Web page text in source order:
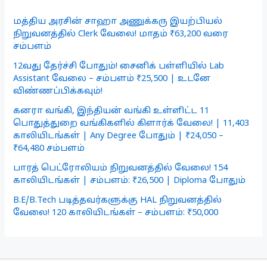
மத்திய அரசின் சாஹா அணுக்கரு இயற்பியல்
நிறுவனத்தில் Clerk வேலை! மாதம் ₹63,200 வரை
சம்பளம்
12வது தேர்ச்சி போதும்! சைனிக் பள்ளியில் Lab
Assistant வேலை – சம்பளம் ₹25,500 | உடனே
விண்ணப்பிக்கவும்!
கனரா வங்கி, இந்தியன் வங்கி உள்ளிட்ட 11
பொதுத்துறை வங்கிகளில் கிளார்க் வேலை! | 11,403
காலியிடங்கள் | Any Degree போதும் | ₹24,050 –
₹64,480 சம்பளம்
பாரத் பெட்ரோலியம் நிறுவனத்தில் வேலை! 154
காலியிடங்கள் | சம்பளம்: ₹26,500 | Diploma போதும்
B.E/B.Tech படித்தவர்களுக்கு HAL நிறுவனத்தில்
வேலை! 120 காலியிடங்கள் – சம்பளம்: ₹50,000